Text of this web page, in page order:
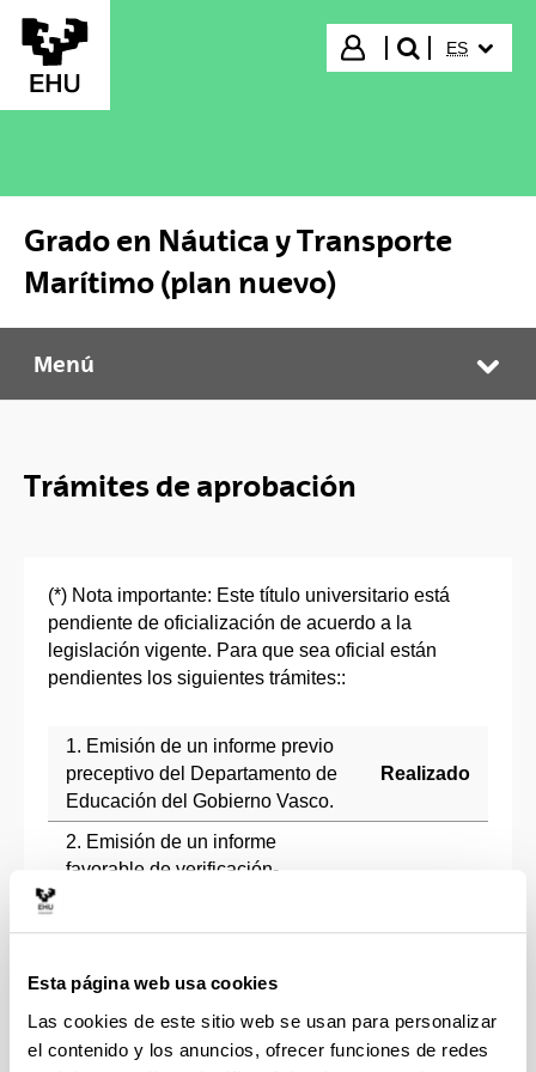
Esta página web usa cookies
Las cookies de este sitio web se usan para personalizar
el contenido y los anuncios, ofrecer funciones de redes
Saltar al contenido principal
Iniciar sesión
buscar"
ES
Grado en Náutica y Transporte
Marítimo (plan nuevo)
Grado en Náutica y Transporte Marítimo (plan nuevo)
Menú
Trámites de aprobación
(*) Nota importante: Este título universitario está
pendiente de oficialización de acuerdo a la
legislación vigente. Para que sea oficial están
pendientes los siguientes trámites::
1. Emisión de un informe previo
preceptivo del Departamento de
Educación del Gobierno Vasco.
Realizado
2. Emisión de un informe
favorable de verificación-
3. Verificación del título por el
Consejo de Universidades.
4. Autorización del